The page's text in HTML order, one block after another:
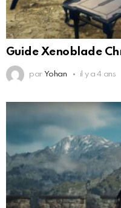
Guide Xenoblade
par Yohan il y a 4 ans